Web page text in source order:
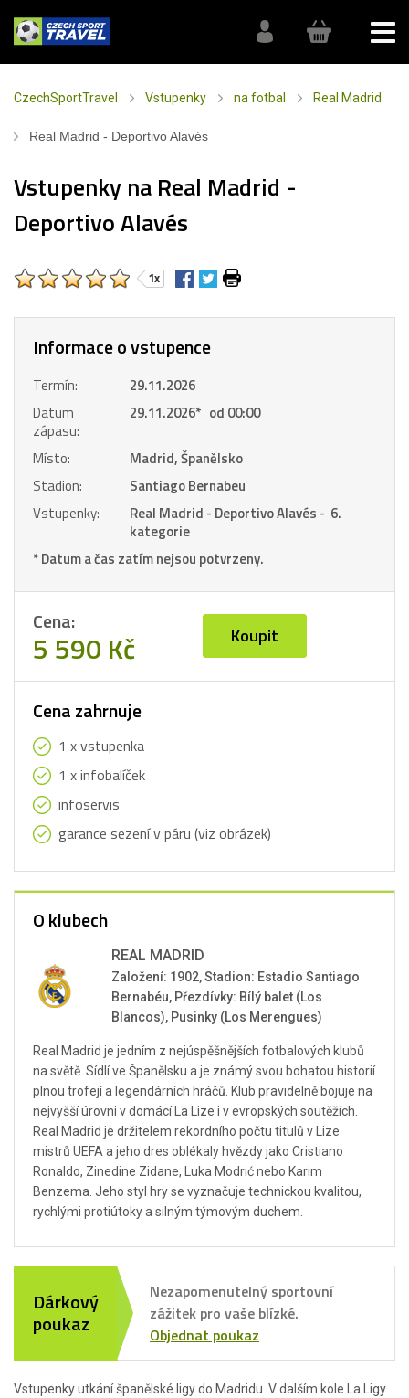
CzechSportTravel Vstupenky na fotbal Real Madrid
Real Madrid - Deportivo Alavés
Vstupenky na Real Madrid -
Deportivo Alavés
1x
Vstupenky utkání španělské ligy do Madridu. V dalším kole La Ligy
Informace o vstupence
Termín:
29.11.2026
Datum
zápasu:
29.11.2026* od 00:00
Místo:
Madrid, Španělsko
Stadion:
Santiago Bernabeu
Vstupenky:
Real Madrid - Deportivo Alavés - 6.
kategorie
* Datum a čas zatím nejsou potvrzeny.
Cena:
5 590 Kč Koupit
Cena zahrnuje
1 x vstupenka
1 x infobalíček
infoservis
garance sezení v páru (viz obrázek)
O klubech
REAL MADRID
Založení: 1902, Stadion: Estadio Santiago
Bernabéu, Přezdívky: Bílý balet (Los
Blancos), Pusinky (Los Merengues)
Real Madrid je jedním z nejúspěšnějších fotbalových klubů
na světě. Sídlí ve Španělsku a je známý svou bohatou historií
plnou trofejí a legendárních hráčů. Klub pravidelně bojuje na
nejvyšší úrovni v domácí La Lize i v evropských soutěžích.
Real Madrid je držitelem rekordního počtu titulů v Lize
mistrů UEFA a jeho dres oblékaly hvězdy jako Cristiano
Ronaldo, Zinedine Zidane, Luka Modrić nebo Karim
Benzema. Jeho styl hry se vyznačuje technickou kvalitou,
rychlými protiútoky a silným týmovým duchem.
Dárkový
poukaz
Nezapomenutelný sportovní
zážitek pro vaše blízké.
Objednat poukaz